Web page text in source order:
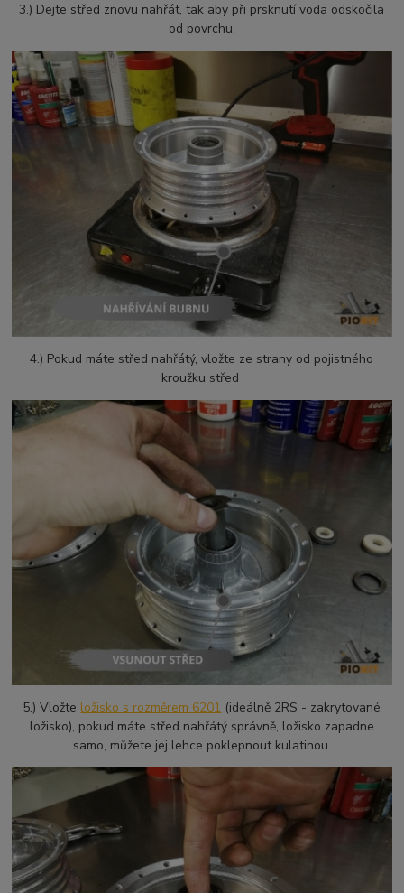
3.) Dejte střed znovu nahřát, tak aby při prsknutí voda odskočila
od povrchu.
4.) Pokud máte střed nahřátý, vložte ze strany od pojistného
kroužku střed
5.) Vložte ložisko s rozměrem 6201 (ideálně 2RS - zakrytované
ložisko), pokud máte střed nahřátý správně, ložisko zapadne
samo, můžete jej lehce poklepnout kulatinou.